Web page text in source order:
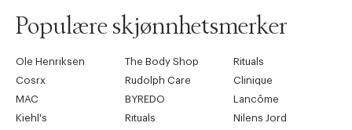
Populære skjønnhetsmerker
Ole Henriksen The Body Shop
Rituals
Cosrx
Rudolph Care
Clinique
MAC
BYREDO
Lancôme
Kiehl's
Rituals
Nilens Jord